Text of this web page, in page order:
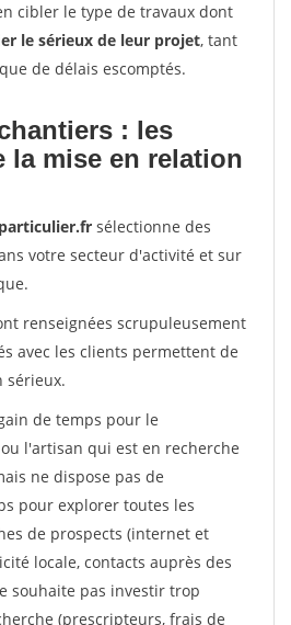
cibler le type de travaux dont
le sérieux de leur projet, tant
de délais escomptés.
: les
la mise en relation
sélectionne des
votre secteur d'activité et sur
renseignées scrupuleusement
avec les clients permettent de
sérieux.
de temps pour le
l'artisan qui est en recherche
ne dispose pas de
pour explorer toutes les
de prospects (internet et
locale, contacts auprès des
souhaite pas investir trop
(prescripteurs, frais de